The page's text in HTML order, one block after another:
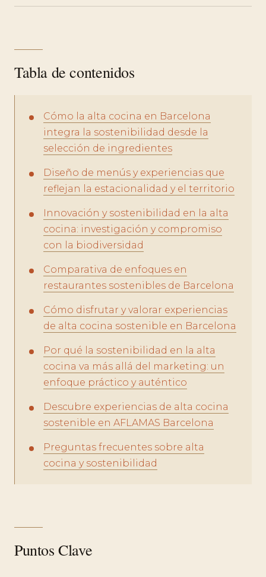
Tabla de contenidos
Cómo la alta cocina en Barcelona
integra la sostenibilidad desde la
selección de ingredientes
Diseño de menús y experiencias que
reflejan la estacionalidad y el territorio
Innovación y sostenibilidad en la alta
cocina: investigación y compromiso
con la biodiversidad
Comparativa de enfoques en
restaurantes sostenibles de Barcelona
Cómo disfrutar y valorar experiencias
de alta cocina sostenible en Barcelona
Por qué la sostenibilidad en la alta
cocina va más allá del marketing: un
enfoque práctico y auténtico
Descubre experiencias de alta cocina
sostenible en AFLAMAS Barcelona
Preguntas frecuentes sobre alta
cocina y sostenibilidad
Puntos Clave